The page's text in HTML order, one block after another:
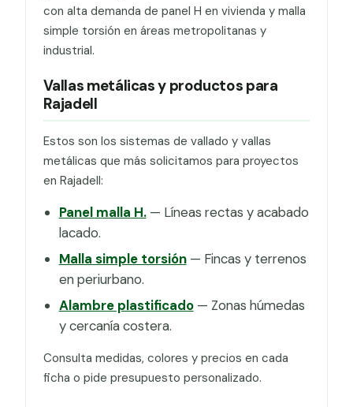
con alta demanda de panel H en vivienda y malla
simple torsión en áreas metropolitanas y
industrial.
Vallas metálicas y productos para
Rajadell
Estos son los sistemas de vallado y vallas
metálicas que más solicitamos para proyectos
en Rajadell:
Panel malla H.— Líneas rectas y acabado
lacado.
Malla simple torsión— Fincas y terrenos
en periurbano.
Alambre plastificado— Zonas húmedas
y cercanía costera.
Consulta medidas, colores y precios en cada
ficha o pide presupuesto personalizado.